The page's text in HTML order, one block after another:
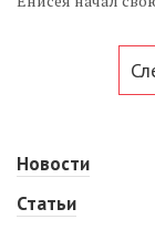
Новости
Статьи